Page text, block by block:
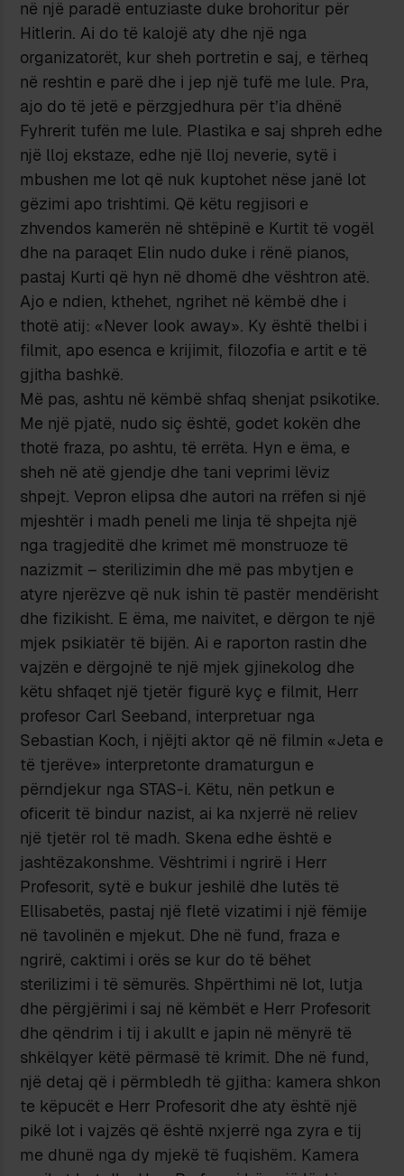
në një paradë entuziaste duke brohoritur për
Hitlerin. Ai do të kalojë aty dhe një nga
organizatorët, kur sheh portretin e saj, e tërheq
në reshtin e parë dhe i jep një tufë me lule. Pra,
ajo do të jetë e përzgjedhura për t’ia dhënë
Fyhrerit tufën me lule. Plastika e saj shpreh edhe
një lloj ekstaze, edhe një lloj neverie, sytë i
mbushen me lot që nuk kuptohet nëse janë lot
gëzimi apo trishtimi. Që këtu regjisori e
zhvendos kamerën në shtëpinë e Kurtit të vogël
dhe na paraqet Elin nudo duke i rënë pianos,
pastaj Kurti që hyn në dhomë dhe vështron atë.
Ajo e ndien, kthehet, ngrihet në këmbë dhe i
thotë atij: «Never look away». Ky është thelbi i
filmit, apo esenca e krijimit, filozofia e artit e të
gjitha bashkë.
Më pas, ashtu në këmbë shfaq shenjat psikotike.
Me një pjatë, nudo siç është, godet kokën dhe
thotë fraza, po ashtu, të errëta. Hyn e ëma, e
sheh në atë gjendje dhe tani veprimi lëviz
shpejt. Vepron elipsa dhe autori na rrëfen si një
mjeshtër i madh peneli me linja të shpejta një
nga tragjeditë dhe krimet më monstruoze të
nazizmit – sterilizimin dhe më pas mbytjen e
atyre njerëzve që nuk ishin të pastër mendërisht
dhe fizikisht. E ëma, me naivitet, e dërgon te një
mjek psikiatër të bijën. Ai e raporton rastin dhe
vajzën e dërgojnë te një mjek gjinekolog dhe
këtu shfaqet një tjetër figurë kyç e filmit, Herr
profesor Carl Seeband, interpretuar nga
Sebastian Koch, i njëjti aktor që në filmin «Jeta e
të tjerëve» interpretonte dramaturgun e
përndjekur nga STAS-i. Këtu, nën petkun e
oficerit të bindur nazist, ai ka nxjerrë në reliev
një tjetër rol të madh. Skena edhe është e
jashtëzakonshme. Vështrimi i ngrirë i Herr
Profesorit, sytë e bukur jeshilë dhe lutës të
Ellisabetës, pastaj një fletë vizatimi i një fëmije
në tavolinën e mjekut. Dhe në fund, fraza e
ngrirë, caktimi i orës se kur do të bëhet
sterilizimi i të sëmurës. Shpërthimi në lot, lutja
dhe përgjërimi i saj në këmbët e Herr Profesorit
dhe qëndrim i tij i akullt e japin në mënyrë të
shkëlqyer këtë përmasë të krimit. Dhe në fund,
një detaj që i përmbledh të gjitha: kamera shkon
te këpucët e Herr Profesorit dhe aty është një
pikë lot i vajzës që është nxjerrë nga zyra e tij
me dhunë nga dy mjekë të fuqishëm. Kamera